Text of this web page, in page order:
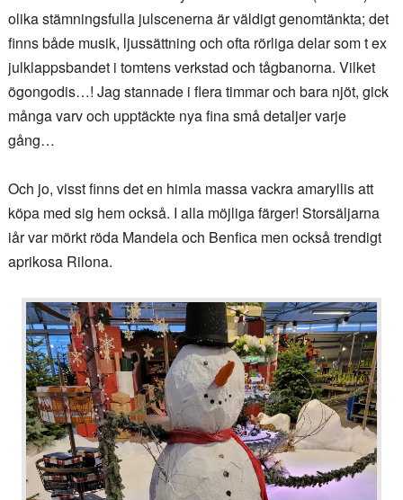
olika stämningsfulla julscenerna är väldigt genomtänkta; det
finns både musik, ljussättning och ofta rörliga delar som t ex
julklappsbandet i tomtens verkstad och tågbanorna. Vilket
ögongodis…! Jag stannade i flera timmar och bara njöt, gick
många varv och upptäckte nya fina små detaljer varje
gång…
Och jo, visst finns det en himla massa vackra amaryllis att
köpa med sig hem också. I alla möjliga färger! Storsäljarna
iår var mörkt röda Mandela och Benfica men också trendigt
aprikosa Rilona.